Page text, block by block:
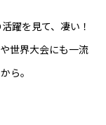
躍を見て、凄い！
世界大会にも一流
ら。